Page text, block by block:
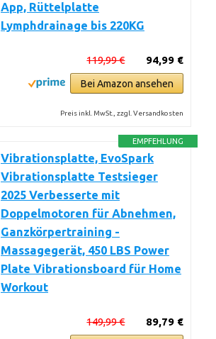
App, Rüttelplatte
Lymphdrainage bis 220KG
94,99 €
119,99 €
Bei Amazon ansehen
Preis inkl. MwSt., zzgl. Versandkosten
EMPFEHLUNG
Vibrationsplatte, EvoSpark
Vibrationsplatte Testsieger
2025 Verbesserte mit
Doppelmotoren für Abnehmen,
Ganzkörpertraining -
Massagegerät, 450 LBS Power
Plate Vibrationsboard für Home
Workout
89,79 €
149,99 €